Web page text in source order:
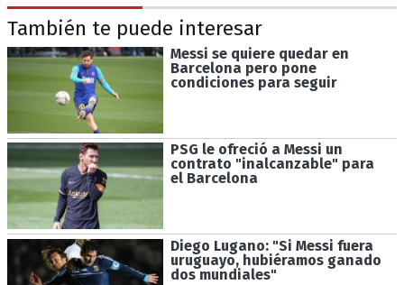
También te puede interesar
Messi se quiere quedar en
Barcelona pero pone
condiciones para seguir
PSG le ofreció a Messi un
contrato "inalcanzable" para
el Barcelona
Diego Lugano: "Si Messi fuera
uruguayo, hubiéramos ganado
dos mundiales"